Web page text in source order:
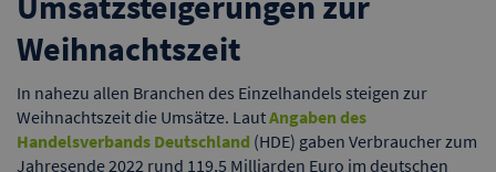
Weihnachtszeit
In nahezu allen Branchen des Einzelhandels steigen zur
Weihnachtszeit die Umsätze. LautAngaben des
Handelsverbands Deutschland (HDE) gaben Verbraucher zum
Jahresende 2022 rund 119,5 Milliarden Euro im deutschen